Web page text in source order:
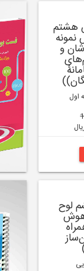
هشتم
نمونه
و
اول
لوح